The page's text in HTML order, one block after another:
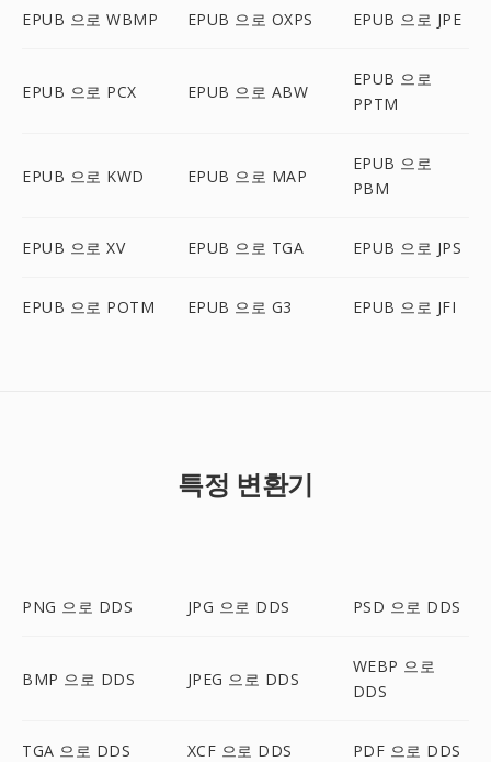
EPUB 으로 WBMP EPUB 으로 OXPS EPUB 으로 JPE
EPUB 으로 PCX EPUB 으로 ABW
EPUB 으로
PPTM
EPUB 으로 KWD EPUB 으로 MAP
EPUB 으로
PBM
EPUB 으로 XV EPUB 으로 TGA EPUB 으로 JPS
EPUB 으로 POTM EPUB 으로 G3 EPUB 으로 JFI
특정 변환기
PNG 으로 DDS JPG 으로 DDS PSD 으로 DDS
BMP 으로 DDS JPEG 으로 DDS
WEBP 으로
DDS
TGA 으로 DDS XCF 으로 DDS PDF 으로 DDS